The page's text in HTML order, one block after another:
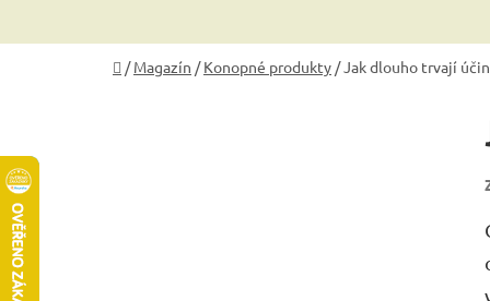
Domů
/ Magazín / Konopné produkty /Jak dlouho trvají